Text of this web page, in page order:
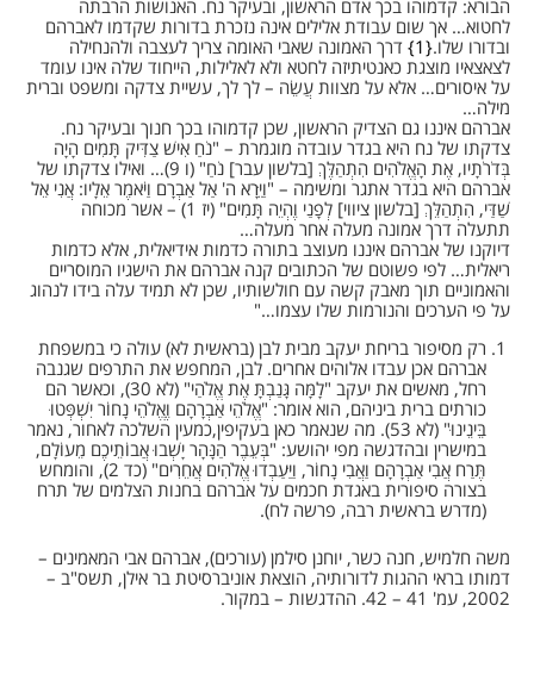
הבורא: קדמוהו בכך אדם הראשון, ובעיקר נח. האנושות הרבתה
לחטוא… אך שום עבודת אלילים אינה נזכרת בדורות שקדמו לאברהם
ובדורו שלו. 1 דרך האמונה שאבי האומה צריך לעצבה ולהנחילה
לצאצאיו מוצגת כאנטיתיזה לחטא ולא לאלילות, הייחוד שלה אינו עומד
על איסורים… אלא על מצוות עֲשֵׂה – לך לך, עשיית צדקה ומשפט וברית
מילה…
אברהם איננו גם הצדיק הראשון, שכן קדמוהו בכך חנוך ובעיקר נח.
צדקתו של נח היא בגדר עובדה מוגמרת – "נֹחַ אִישׁ צַדִּיק תָּמִים הָיָה
בְּדֹרֹתָיו, אֶת הָאֱלֹהִים הִתְהַלֶּךְ [בלשון עבר] נֹחַ" (ו 9)… ואילו צדקתו של
אברהם היא בגדר אתגר ומשימה – "וַיֵּרָא ה' אַל אַבְרָם וַיֹּאמֶר אֵלָיו: אֲנִי אֵל
שַׁדַּי, הִתְהַלֵּךְ [בלשון ציווי] לְפָנַי וֶהְיֵה תָּמִים" (יז 1) – אשר מכוחה
תתעלה דרך אמונה מעלה אחר מעלה…
דיוקנו של אברהם איננו מעוצב בתורה כדמות אידיאלית, אלא כדמות
ריאלית… לפי פשוטם של הכתובים קנה אברהם את הישגיו המוסריים
והאמוניים תוך מאבק קשה עם חולשותיו, שכן לא תמיד עלה בידו לנהוג
על פי הערכים והנורמות שלו עצמו…"
רק מסיפור בריחת יעקב מבית לבן (בראשית לא) עולה כי במשפחת
אברהם אכן עבדו אלוהים אחרים. לבן, המחפש את התרפים שגנבה
רחל, מאשים את יעקב "לָמָּה גָּנַבְתָּ אֶת אֱלֹהַי" (לא 30), וכאשר הם
כורתים ברית ביניהם, הוא אומר: "אֱלֹהֵי אַבְרָהָם וֶאֱלֹהֵי נָחוֹר יִשְׁפְּטוּ
בֵּינֵינוּ" (לא 53). מה שנאמר כאן בעקיפין,כמעין השלכה לאחור, נאמר
במישרין ובהדגשה מפי יהושע: "בְּעֵבֶר הַנָּהָר יָשְׁבוּ אֲבוֹתֵיכֶם מֵעוֹלָם,
תֶּרַח אֲבִי אַבְרָהָם וַאֲבִי נָחוֹר, וַיַּעַבְדוּ אֱלֹהִים אֲחֵרִים" (כד 2), והומחש
בצורה סיפורית באגדת חכמים על אברהם בחנות הצלמים של תרח
(מדרש בראשית רבה, פרשה לח).
משה חלמיש, חנה כשר, יוחנן סילמן (עורכים), אברהם אבי המאמינים –
דמותו בראי ההגות לדורותיה, הוצאת אוניברסיטת בר אילן, תשס"ב –
2002, עמ' 41 – 42. ההדגשות – במקור.